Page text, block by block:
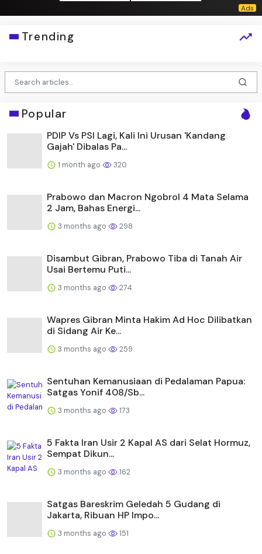
Trending
Popular
PDIP Vs PSI Lagi, Kali Ini Urusan 'Kandang
Gajah' Dibalas Pa...
1 month ago 320
Prabowo dan Macron Ngobrol 4 Mata Selama
2 Jam, Bahas Energi...
3 months ago 298
Disambut Gibran, Prabowo Tiba di Tanah Air
Usai Bertemu Puti...
3 months ago 274
Wapres Gibran Minta Hakim Ad Hoc Dilibatkan
di Sidang Air Ke...
3 months ago 259
Sentuhan Kemanusiaan di Pedalaman Papua:
Satgas Yonif 408/Sb...
3 months ago 173
5 Fakta Iran Usir 2 Kapal AS dari Selat Hormuz,
Sempat Dikun...
3 months ago 162
Satgas Bareskrim Geledah 5 Gudang di
Jakarta, Ribuan HP Impo...
3 months ago 151